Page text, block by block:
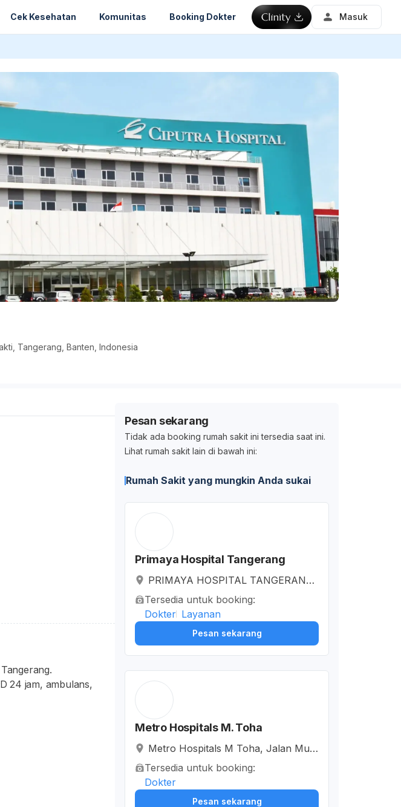
Cek Kesehatan Komunitas Booking Dokter Masuk
Tangerang, Banten, Indonesia
24 jam, ambulans,
Pesan sekarang
Tidak ada booking rumah sakit ini tersedia saat ini.
Lihat rumah sakit lain di bawah ini:
Rumah Sakit yang mungkin Anda sukai
Primaya Hospital Tangerang
PRIMAYA HOSPITAL TANGERANG,
Jalan MH. Thamrin, RT.003/RW.001,
Cikokol, Kota Tangerang, Banten, In
donesia
Tersedia untuk booking:
Dokter Layanan
Pesan sekarang
Metro Hospitals M. Toha
Metro Hospitals M Toha, Jalan Muh
ammad Toha, RT.001/RW.004, Namb
o Jaya, Kota Tangerang, Banten, Ind
onesia
Tersedia untuk booking:
Dokter
Pesan sekarang